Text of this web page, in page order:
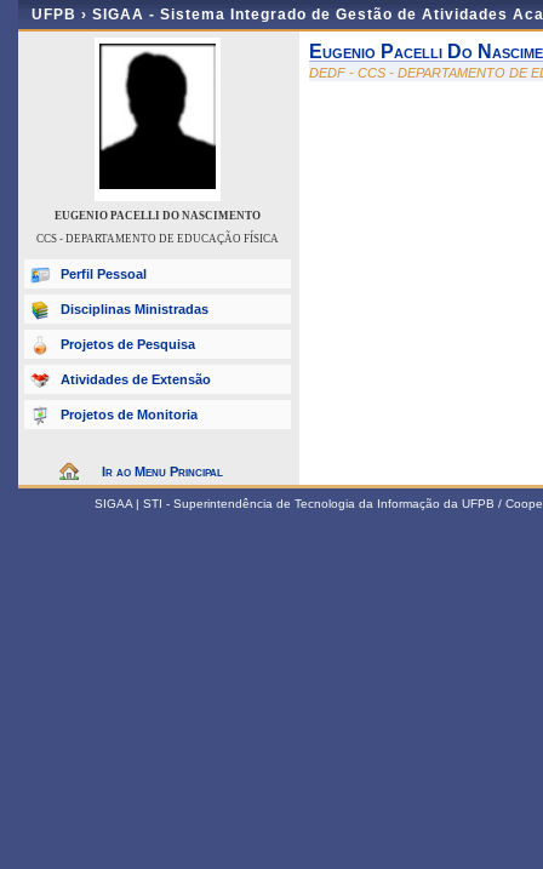
UFPB › SIGAA - Sistema Integrado de Gestão de Atividades
EUGENIO PACELLI DO NASCIMENTO
CCS - DEPARTAMENTO DE EDUCAÇÃO FÍSICA
Perfil Pessoal
Disciplinas Ministradas
Projetos de Pesquisa
Atividades de Extensão
Projetos de Monitoria
Ir ao Menu Principal
Eugenio Pacelli Do
DEDF - CCS - DEPARTAMENTO DE
SIGAA | STI - Superintendência de Tecnologia da Informação da UFPB /